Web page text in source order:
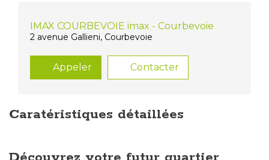
IMAX COURBEVOIE imax - Courbevoie
2 avenue Gallieni, Courbevoie
Appeler Contacter
Caratéristiques détaillées